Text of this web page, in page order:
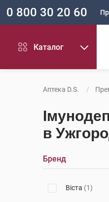
0 800 30 20 60
Каталог
Аптека D.S.
в
Бренд
Віста (1)